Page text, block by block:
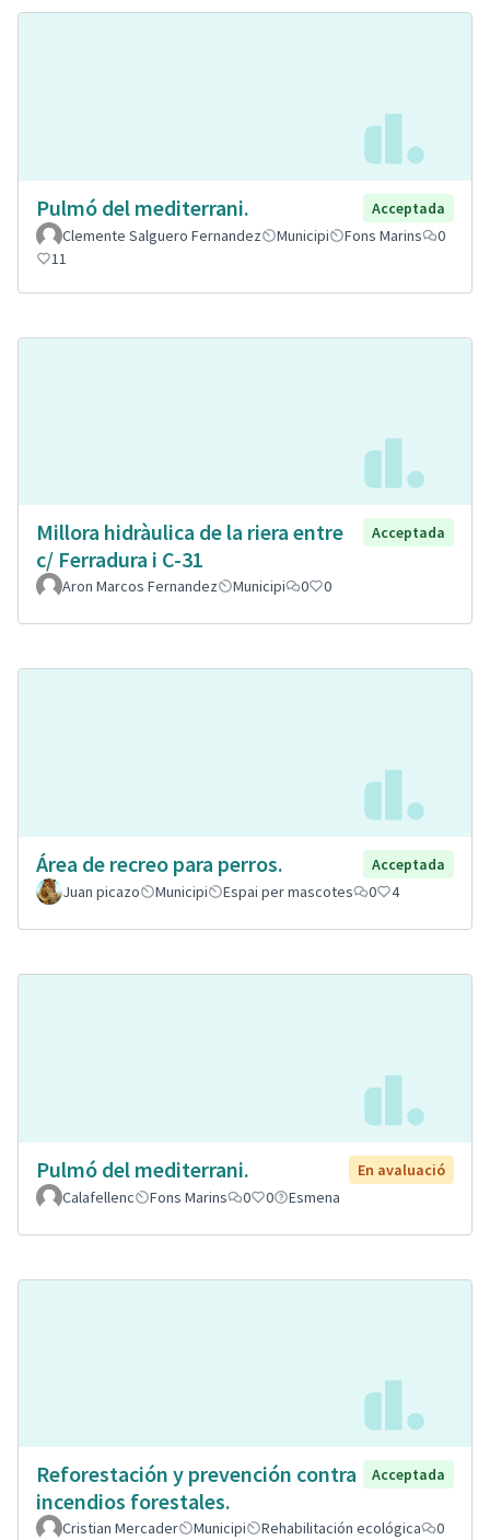
Pulmó del mediterrani.
Acceptada
Clemente Salguero Fernandez
Municipi Fons Marins
0
11
Millora hidràulica de la riera entre
c/ Ferradura i C-31
Acceptada
Aron Marcos Fernandez Municipi 0 0
Área de recreo para perros.
Acceptada
Juan picazo
Municipi Espai per mascotes 0 4
Pulmó del mediterrani.
En avaluació
Calafellenc
Fons Marins 0 0 Esmena
Reforestación y prevención contra
incendios forestales.
Acceptada
Cristian Mercader Municipi Rehabilitación ecológica
0